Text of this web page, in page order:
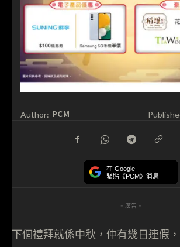
Author: PCM
在 Google
緊貼《PCM》消息
- 廣告 -
下個禮拜就係中秋，仲有幾日連假